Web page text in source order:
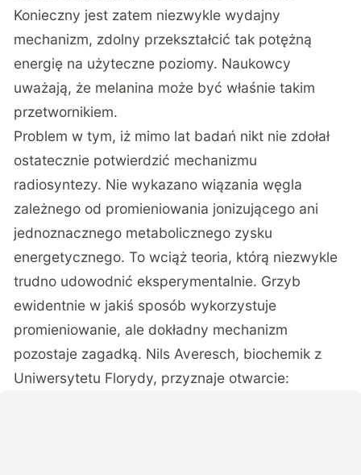
Konieczny jest zatem niezwykle wydajny
mechanizm, zdolny przekształcić tak potężną
energię na użyteczne poziomy. Naukowcy
uważają, że melanina może być właśnie takim
przetwornikiem.
Problem w tym, iż mimo lat badań nikt nie zdołał
ostatecznie potwierdzić mechanizmu
radiosyntezy. Nie wykazano wiązania węgla
zależnego od promieniowania jonizującego ani
jednoznacznego metabolicznego zysku
energetycznego. To wciąż teoria, którą niezwykle
trudno udowodnić eksperymentalnie. Grzyb
ewidentnie w jakiś sposób wykorzystuje
promieniowanie, ale dokładny mechanizm
pozostaje zagadką. Nils Averesch, biochemik z
Uniwersytetu Florydy, przyznaje otwarcie: